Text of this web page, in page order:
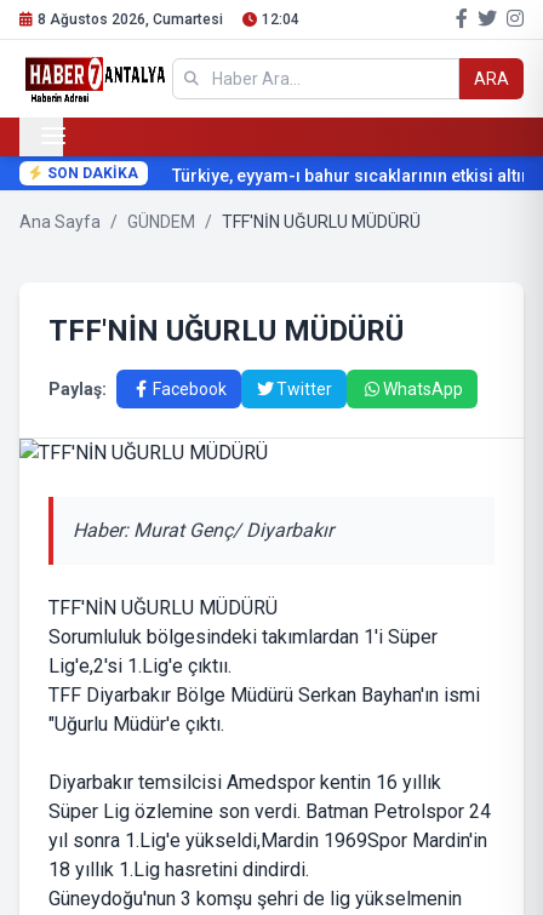
8 Ağustos 2026, Cumartesi 12:04
ARA
SON DAKİKA Türkiye, eyyam-ı bahur sıcaklarının etkisi altına
Ana Sayfa / GÜNDEM / TFF'NİN UĞURLU MÜDÜRÜ
TFF'NİN UĞURLU MÜDÜRÜ
Paylaş: Facebook Twitter WhatsApp
Haber: Murat Genç/ Diyarbakır
TFF'NİN UĞURLU MÜDÜRÜ
Sorumluluk bölgesindeki takımlardan 1'i Süper
Lig'e,2'si 1.Lig'e çıktıı.
TFF Diyarbakır Bölge Müdürü Serkan Bayhan'ın ismi
"Uğurlu Müdür'e çıktı.
Diyarbakır temsilcisi Amedspor kentin 16 yıllık
Süper Lig özlemine son verdi. Batman Petrolspor 24
yıl sonra 1.Lig'e yükseldi,Mardin 1969Spor Mardin'in
18 yıllık 1.Lig hasretini dindirdi.
Güneydoğu'nun 3 komşu şehri de lig yükselmenin